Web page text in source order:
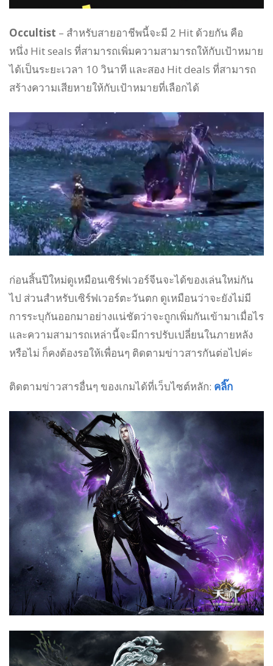
Occultist – สำหรับสายอาชีพนี้จะมี 2 Hit ด้วยกัน คือ
หนึ่ง Hit seals ที่สามารถเพิ่มความสามารถให้กับเป้าหมาย
ได้เป็นระยะเวลา 10 วินาที และสอง Hit deals ที่สามารถ
สร้างความเสียหายให้กับเป้าหมายที่เลือกได้
ก่อนสิ้นปีใหม่ดูเหมือนเซิร์ฟเวอร์จีนจะได้ของเล่นใหม่กัน
ไป ส่วนสำหรับเซิร์ฟเวอร์ตะวันตก ดูเหมือนว่าจะยังไม่มี
การระบุกันออกมาอย่างแน่ชัดว่าจะถูกเพิ่มกันเข้ามาเมื่อไร
และความสามารถเหล่านี้จะมีการปรับเปลี่ยนในภายหลัง
หรือไม่ ก็คงต้องรอให้เพื่อนๆ ติดตามข่าวสารกันต่อไปค่ะ
ติดตามข่าวสารอื่นๆ ของเกมได้ที่เว็บไซต์หลัก: คลิ๊ก